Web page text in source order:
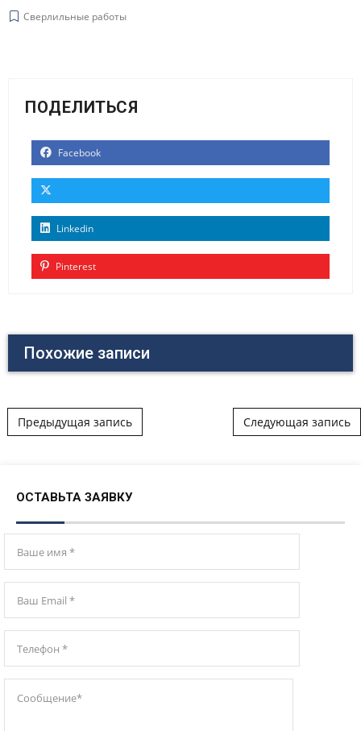
Сверлильные работы
ПОДЕЛИТЬСЯ
Facebook
Linkedin
Pinterest
Похожие записи
Post navigation
Предыдущая запись Следующая запись
ОСТАВЬТА ЗАЯВКУ